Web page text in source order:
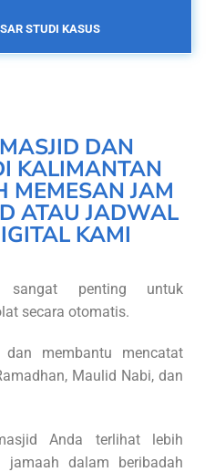
STUDI KASUS
DAN
KALIMANTAN
MEMESAN JAM
ATAU JADWAL
KAMI
penting untuk
secara otomatis.
membantu mencatat
Maulid Nabi, dan
Anda terlihat lebih
jamaah dalam beribadah